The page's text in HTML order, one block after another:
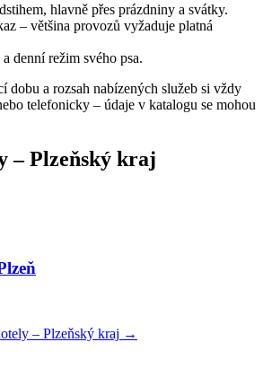
hlavně přes prázdniny a svátky.
– většina provozů vyžaduje platná
denní režim svého psa.
dobu a rozsah nabízených služeb si vždy
telefonicky – údaje v katalogu se mohou
–Plzeňský kraj
– Plzeňský kraj →